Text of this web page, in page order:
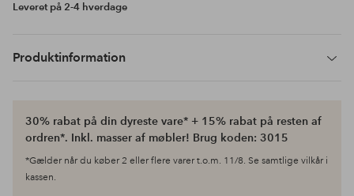
Leveret på 2-4 hverdage
Produktinformation
30% rabat på din dyreste vare* + 15% rabat på resten af
ordren*. Inkl. masser af møbler! Brug koden: 3015
*Gælder når du køber 2 eller flere varer t.o.m. 11/8. Se samtlige vilkår i
kassen.